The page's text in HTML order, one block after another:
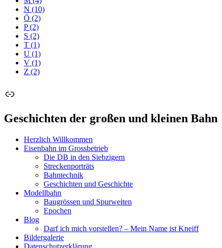
N (10)
Ö (2)
P(2)
S (2)
T (1)
U (1)
V (1)
Z (2)
Link
Geschichten der großen und kleinen Bahn
Herzlich Willkommen
Eisenbahn im Grossbetrieb
Die DB in den Siebzigern
Streckenporträts
Bahntechnik
Geschichten und Geschichte
Modellbahn
Baugrössen und Spurweiten
Epochen
Blog
Darf ich mich vorstellen? – Mein Name ist Kneiff
Bildergalerie
Datenschutzerklärung